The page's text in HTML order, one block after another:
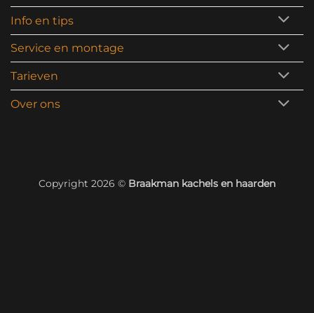
Info en tips
Service en montage
Tarieven
Over ons
Copyright 2026 © Braakman kachels en haarden